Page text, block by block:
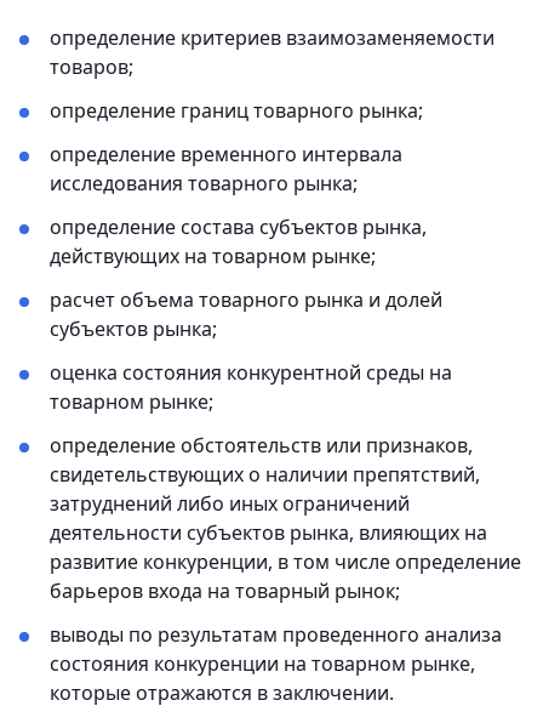
определение критериев взаимозаменяемости
товаров;
определение границ товарного рынка;
определение временного интервала
исследования товарного рынка;
определение состава субъектов рынка,
действующих на товарном рынке;
расчет объема товарного рынка и долей
субъектов рынка;
оценка состояния конкурентной среды на
товарном рынке;
определение обстоятельств или признаков,
свидетельствующих о наличии препятствий,
затруднений либо иных ограничений
деятельности субъектов рынка, влияющих на
развитие конкуренции, в том числе определение
барьеров входа на товарный рынок;
выводы по результатам проведенного анализа
состояния конкуренции на товарном рынке,
которые отражаются в заключении.